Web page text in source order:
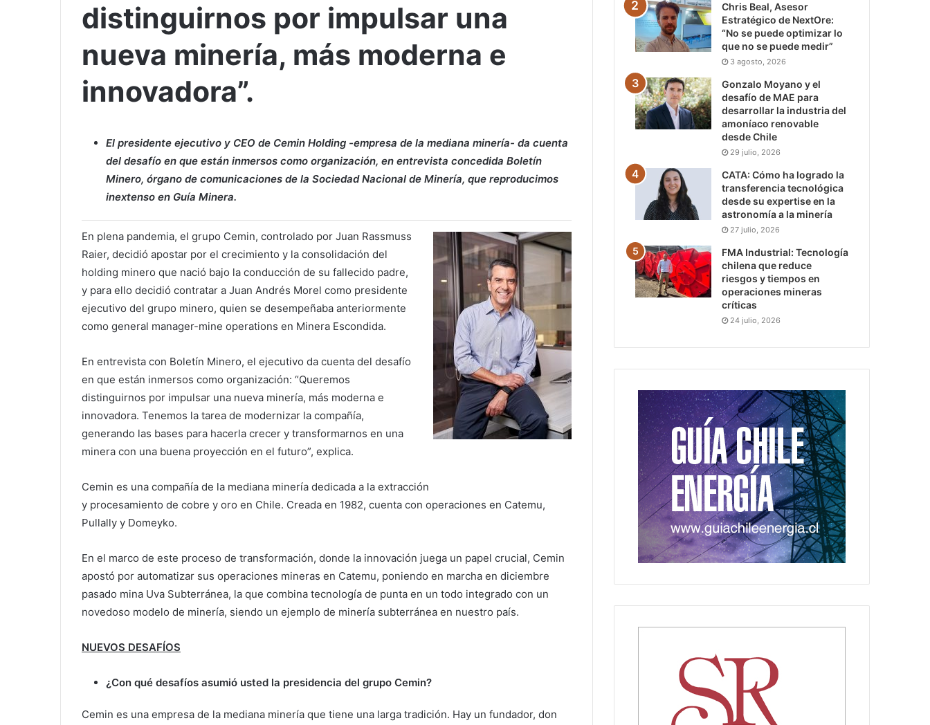
distinguirnos por impulsar una
nueva minería, más moderna e
innovadora”.
El presidente ejecutivo y CEO de Cemin Holding -empresa de la mediana minería- da cuenta
del desafío en que están inmersos como organización, en entrevista concedida Boletín
Minero, órgano de comunicaciones de la Sociedad Nacional de Minería, que reproducimos
inextenso en Guía Minera.
En plena pandemia, el grupo Cemin, controlado por Juan Rassmuss
Raier, decidió apostar por el crecimiento y la consolidación del
holding minero que nació bajo la conducción de su fallecido padre,
y para ello decidió contratar a Juan Andrés Morel como presidente
ejecutivo del grupo minero, quien se desempeñaba anteriormente
como general manager-mine operations en Minera Escondida.
En entrevista con Boletín Minero, el ejecutivo da cuenta del desafío
en que están inmersos como organización: “Queremos
distinguirnos por impulsar una nueva minería, más moderna e
innovadora. Tenemos la tarea de modernizar la compañía,
generando las bases para hacerla crecer y transformarnos en una
minera con una buena proyección en el futuro”, explica.
Cemin es una compañía de la mediana minería dedicada a la extracción
y procesamiento de cobre y oro en Chile. Creada en 1982, cuenta con operaciones en Catemu,
Pullally y Domeyko.
En el marco de este proceso de transformación, donde la innovación juega un papel crucial, Cemin
apostó por automatizar sus operaciones mineras en Catemu, poniendo en marcha en diciembre
pasado mina Uva Subterránea, la que combina tecnología de punta en un todo integrado con un
novedoso modelo de minería, siendo un ejemplo de minería subterránea en nuestro país.
NUEVOS DESAFÍOS
¿Con qué desafíos asumió usted la presidencia del grupo Cemin?
Cemin es una empresa de la mediana minería que tiene una larga tradición. Hay un fundador, don
Chris Beal, Asesor
Estratégico de NextOre:
“No se puede optimizar lo
que no se puede medir”
3 agosto, 2026
Gonzalo Moyano y el
desafío de MAE para
desarrollar la industria del
amoníaco renovable
desde Chile
29 julio, 2026
CATA: Cómo ha logrado la
transferencia tecnológica
desde su expertise en la
astronomía a la minería
27 julio, 2026
FMA Industrial: Tecnología
chilena que reduce
riesgos y tiempos en
operaciones mineras
críticas
24 julio, 2026